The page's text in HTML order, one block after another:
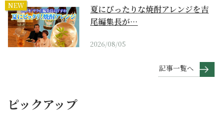
NEW
夏にぴったりな焼酎アレンジを吉
尾編集長が…
2026/08/05
記事一覧へ
ピックアップ